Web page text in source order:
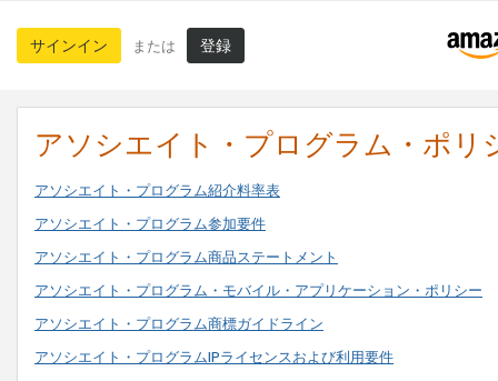
サインイン または 登録
アソシエイト・プログラム・ポリ
アソシエイト・プログラム紹介料率表
アソシエイト・プログラム参加要件
アソシエイト・プログラム商品ステートメント
アソシエイト・プログラム・モバイル・アプリケーション・ポリシー
アソシエイト・プログラム商標ガイドライン
アソシエイト・プログラムIPライセンスおよび利用要件